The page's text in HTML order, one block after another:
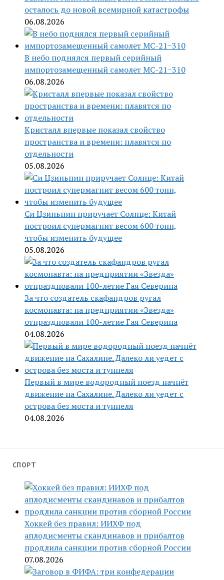
осталось до новой всемирной катастрофы
06.08.2026
В небо поднялся первый серийный
импортозамещенный самолет МС-21−310
06.08.2026
Кристалл впервые показал свойство
пространства и времени: плавятся по
отдельности
05.08.2026
Си Цзиньпин приручает Солнце: Китай
построил супермагнит весом 600 тонн,
чтобы изменить будущее
05.08.2026
За что создатель скафандров ругал
космонавта: на предприятии «Звезда»
отпраздновали 100-летие Гая Северина
04.08.2026
Первый в мире водородный поезд начнёт
движение на Сахалине. Далеко ли уедет с
острова без моста и туннеля
04.08.2026
СПОРТ
Хоккей без правил: ИИХФ под
аплодисменты скандинавов и прибалтов
продлила санкции против сборной России
07.08.2026